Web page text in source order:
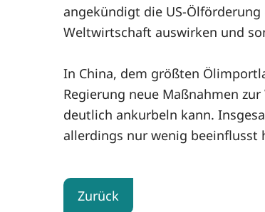
angekündigt die US-
Weltwirtschaft auswirken und
In China, dem größten
Regierung neue Maßnahmen
deutlich ankurbeln kann.
allerdings nur wenig beeinflusst
Zurück